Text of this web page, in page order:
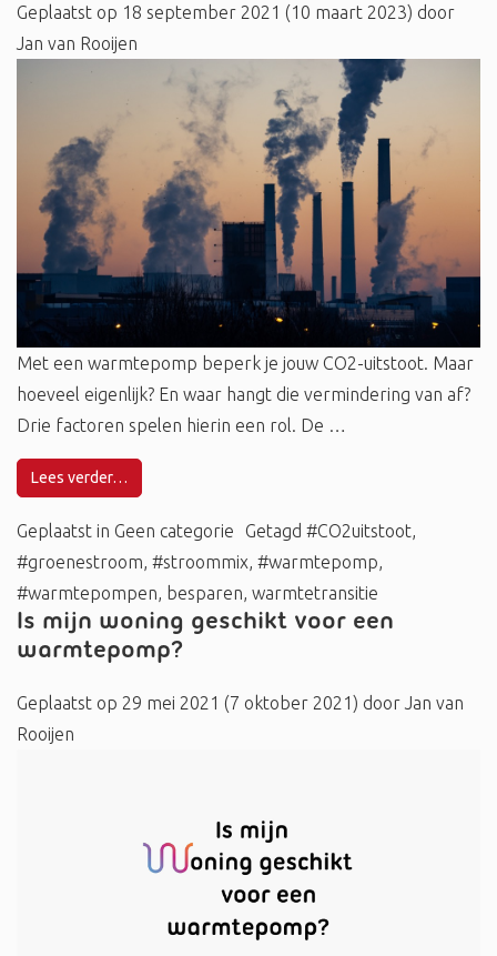
Geplaatst op 18 september 2021 (10 maart 2023) door
Jan van Rooijen
Met een warmtepomp beperk je jouw CO2-uitstoot. Maar
hoeveel eigenlijk? En waar hangt die vermindering van af?
Drie factoren spelen hierin een rol. De …
Lees verder…
Geplaatst in Geen categorie Getagd #CO2uitstoot,
#groenestroom, #stroommix, #warmtepomp,
#warmtepompen, besparen, warmtetransitie
Is mijn woning geschikt voor een
warmtepomp?
Geplaatst op 29 mei 2021 (7 oktober 2021) door Jan van
Rooijen